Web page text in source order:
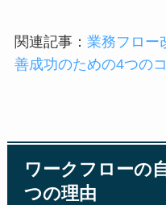
関連記事： 業務フロー
善成功のための4つの
ワークフローの
つの理由